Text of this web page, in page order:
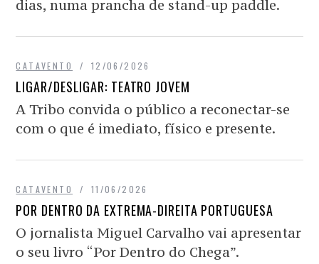
dias, numa prancha de stand-up paddle.
CATAVENTO 12/06/2026
LIGAR/DESLIGAR: TEATRO JOVEM
A Tribo convida o público a reconectar-se
com o que é imediato, físico e presente.
CATAVENTO 11/06/2026
POR DENTRO DA EXTREMA-DIREITA PORTUGUESA
O jornalista Miguel Carvalho vai apresentar
o seu livro “Por Dentro do Chega”.